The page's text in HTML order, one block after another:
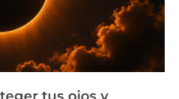
tus ojos y